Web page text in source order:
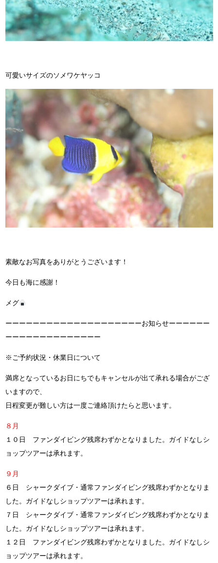
可愛いサイズのソメワケヤッコ
素敵なお写真をありがとうございます！
今日も海に感謝！
メグ
ーーーーーーーーーーーーーーーーーーーーお知らせーーーーーー
ーーーーーーーーーーーーーー
※ご予約状況・休業日について
満席となっているお日にちでもキャンセルが出て承れる場合がござ
いますので、
日程変更が難しい方は一度ご連絡頂けたらと思います。
８月
１０日 ファンダイビング残席わずかとなりました。ガイドなしシ
ョップツアーは承れます。
９月
６日 シャークダイブ・通常ファンダイビング残席わずかとなりま
した。ガイドなしショップツアーは承れます。
７日 シャークダイブ・通常ファンダイビング残席わずかとなりま
した。ガイドなしショップツアーは承れます。
１２日 ファンダイビング残席わずかとなりました。ガイドなしシ
ョップツアーは承れます。